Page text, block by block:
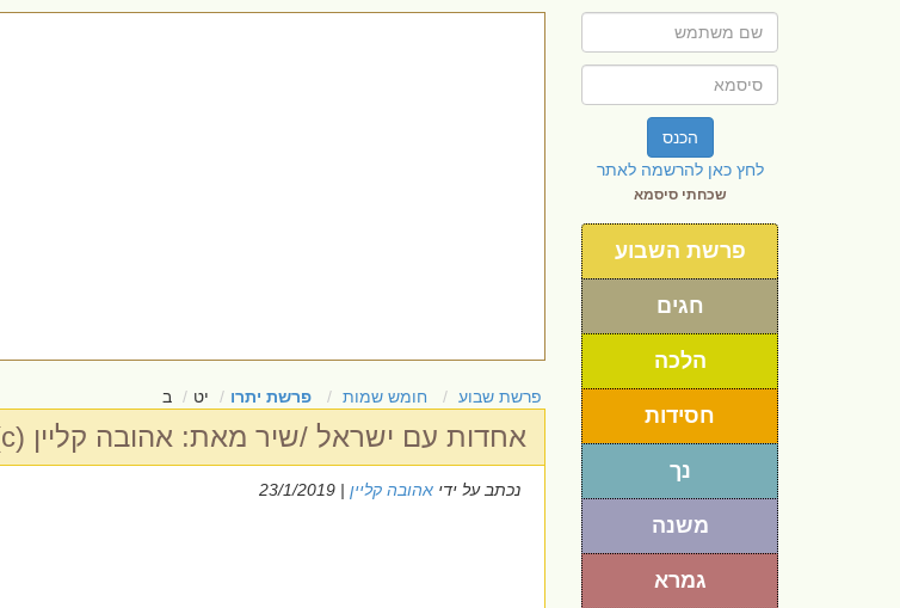
הכנס
לחץ כאן להרשמה לאתר
שכחתי סיסמא
פרשת השבוע
חגים
הלכה
חסידות
נך
משנה
גמרא
פרשת שבוע חומש שמות פרשת יתרו יט ב
אחדות עם ישראל /שיר מאת: אהובה קליין (c)
נכתב על ידי אהובה קליין | 23/1/2019